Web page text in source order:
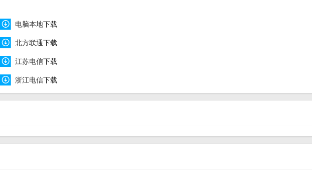
电脑本地下载
北方联通下载
江苏电信下载
浙江电信下载